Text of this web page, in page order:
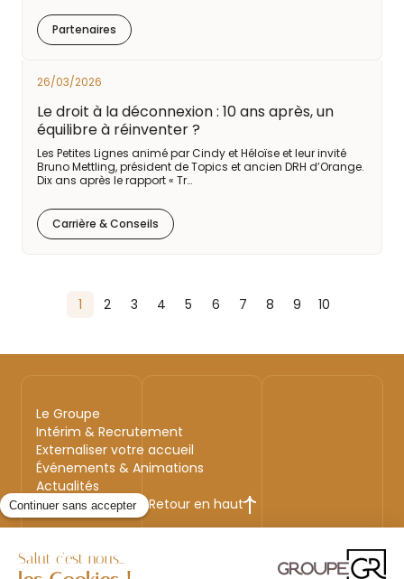
Partenaires
26/03/2026
Le droit à la déconnexion : 10 ans après, un
équilibre à réinventer ?
Les Petites Lignes animé par Cindy et Héloïse et leur invité
Bruno Mettling, président de Topics et ancien DRH d’Orange.
Dix ans après le rapport « Tr…
Carrière & Conseils
1 2 3 4 5 6 7 8 9 10
Le Groupe
Intérim & Recrutement
Externaliser votre accueil
Événements & Animations
Actualités
Retour en haut